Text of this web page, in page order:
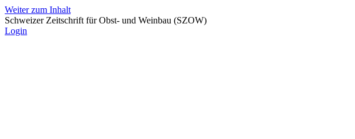
Weiter zum Inhalt
Schweizer Zeitschrift für Obst- und Weinbau (SZOW)
Login